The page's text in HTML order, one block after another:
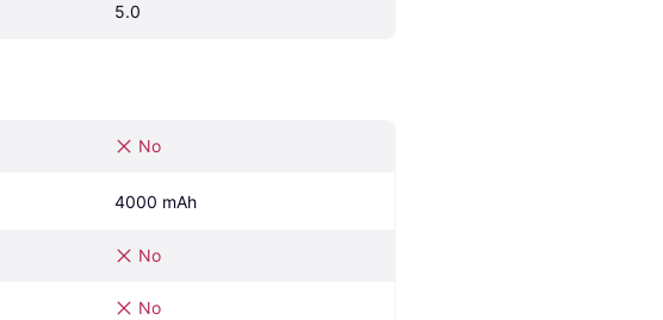
5.0
No
4000 mAh
No
No